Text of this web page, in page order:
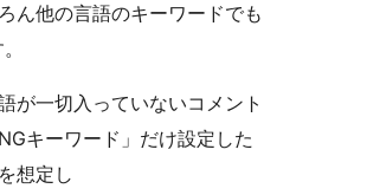
ん他の言語のキーワードでも
が一切入っていないコメント
キーワード」だけ設定した
想定し